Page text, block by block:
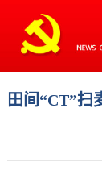
田间“CT”扫